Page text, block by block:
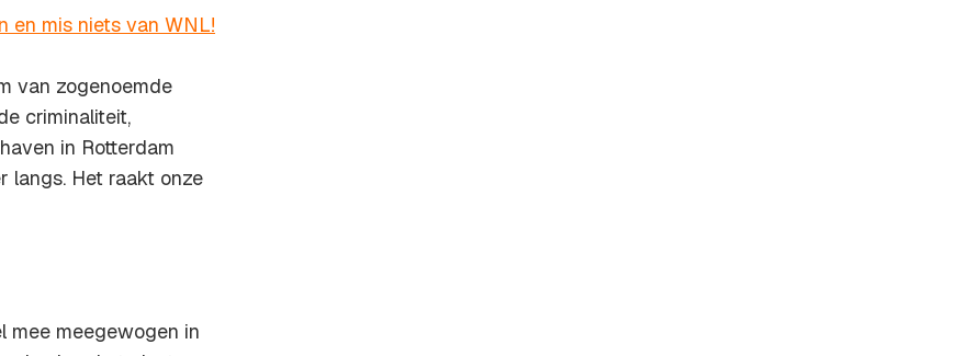
en mis niets van WNL!
van zogenoemde
criminaliteit,
in Rotterdam
langs. Het raakt onze
mee meegewogen in